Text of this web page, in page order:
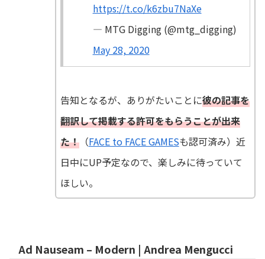
https://t.co/k6zbu7NaXe
— MTG Digging (@mtg_digging)
May 28, 2020
告知となるが、ありがたいことに彼の記事を
翻訳して掲載する許可をもらうことが出来
た！（FACE to FACE GAMESも認可済み）近
日中にUP予定なので、楽しみに待っていて
ほしい。
Ad Nauseam – Modern | Andrea Mengucci